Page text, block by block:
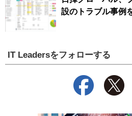
設のトラブル事例
IT Leadersをフォローする